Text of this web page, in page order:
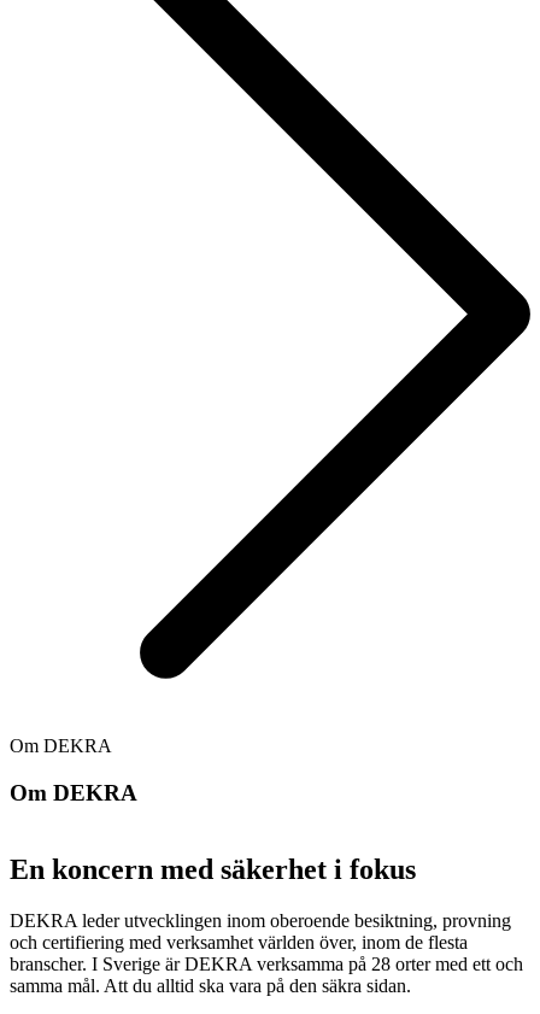
Om DEKRA
Om DEKRA
En koncern med säkerhet i fokus
DEKRA leder utvecklingen inom oberoende besiktning, provning
och certifiering med verksamhet världen över, inom de flesta
branscher. I Sverige är DEKRA verksamma på 28 orter med ett och
samma mål. Att du alltid ska vara på den säkra sidan.